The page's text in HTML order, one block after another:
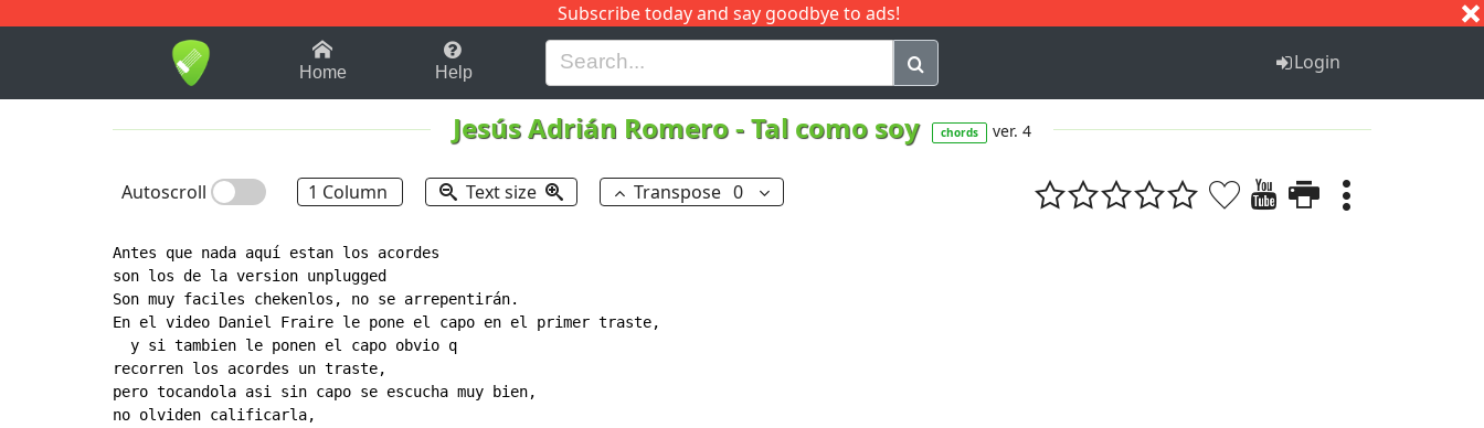
Subscribe today and say goodbye to ads!
1-9 B H I J Q
Home Help Login
Jesús Adrián Romero-Tal como soy chords ver. 4
Autoscroll 1 Column Text size Transpose 0
Antes que nada aquí estan los acordes
son los de la version unplugged
Son muy faciles chekenlos, no se arrepentirán.
En el video Daniel Fraire le pone el capo en el primer traste,
  y si tambien le ponen el capo obvio q
recorren los acordes un traste,
pero tocandola asi sin capo se escucha muy bien,
no olviden calificarla,